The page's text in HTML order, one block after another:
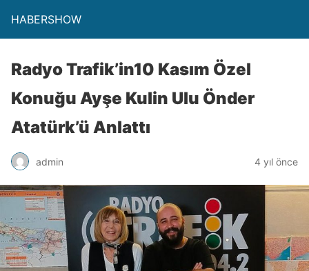
HABERSHOW
Radyo Trafik’in10 Kasım Özel
Konuğu Ayşe Kulin Ulu Önder
Atatürk’ü Anlattı
admin 4 yıl önce